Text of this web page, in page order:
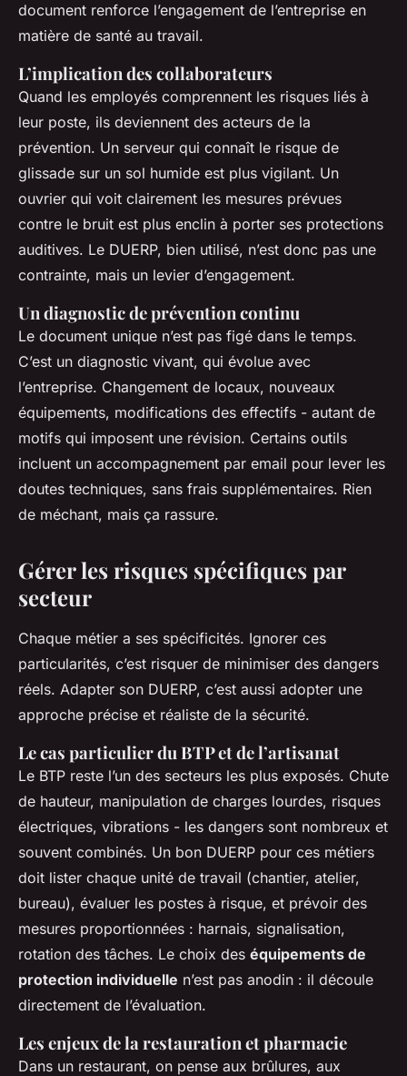
document renforce l’engagement de l’entreprise en
matière de santé au travail.
L’implication des collaborateurs
Quand les employés comprennent les risques liés à
leur poste, ils deviennent des acteurs de la
prévention. Un serveur qui connaît le risque de
glissade sur un sol humide est plus vigilant. Un
ouvrier qui voit clairement les mesures prévues
contre le bruit est plus enclin à porter ses protections
auditives. Le DUERP, bien utilisé, n’est donc pas une
contrainte, mais un levier d’engagement.
Un diagnostic de prévention continu
Le document unique n’est pas figé dans le temps.
C’est un diagnostic vivant, qui évolue avec
l’entreprise. Changement de locaux, nouveaux
équipements, modifications des effectifs - autant de
motifs qui imposent une révision. Certains outils
incluent un accompagnement par email pour lever les
doutes techniques, sans frais supplémentaires. Rien
de méchant, mais ça rassure.
Gérer les risques spécifiques par
secteur
Chaque métier a ses spécificités. Ignorer ces
particularités, c’est risquer de minimiser des dangers
réels. Adapter son DUERP, c’est aussi adopter une
approche précise et réaliste de la sécurité.
Le cas particulier du BTP et de l’artisanat
Le BTP reste l’un des secteurs les plus exposés. Chute
de hauteur, manipulation de charges lourdes, risques
électriques, vibrations - les dangers sont nombreux et
souvent combinés. Un bon DUERP pour ces métiers
doit lister chaque unité de travail (chantier, atelier,
bureau), évaluer les postes à risque, et prévoir des
mesures proportionnées : harnais, signalisation,
rotation des tâches. Le choix des équipements de
protection individuelle n’est pas anodin : il découle
directement de l’évaluation.
Les enjeux de la restauration et pharmacie
Dans un restaurant, on pense aux brûlures, aux